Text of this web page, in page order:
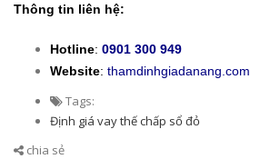
Thông tin liên hệ:
Hotline: 0901 300 949
Website: thamdinhgiadanang.com
Tags:
Định giá vay thế chấp sổ đỏ
chia sẻ